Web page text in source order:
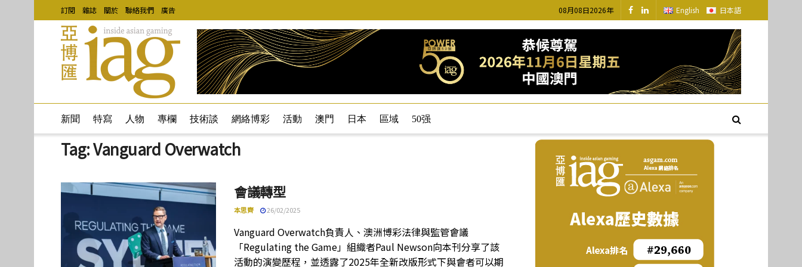
訂閱 雜誌 關於 聯絡我們 廣告 08月08日2026年 English 日本語
新聞 特寫 人物 專欄 技術談 網絡博彩 活動 澳門 日本 區域 50强
Tag:Vanguard Overwatch
會議轉型
本思齊 26/02/2025
Vanguard Overwatch負責人、澳洲博彩法律與監管會議
「Regulating the Game」組織者Paul Newson向本刊分享了該
活動的演變歷程，並透露了2025年全新改版形式下與會者可以期